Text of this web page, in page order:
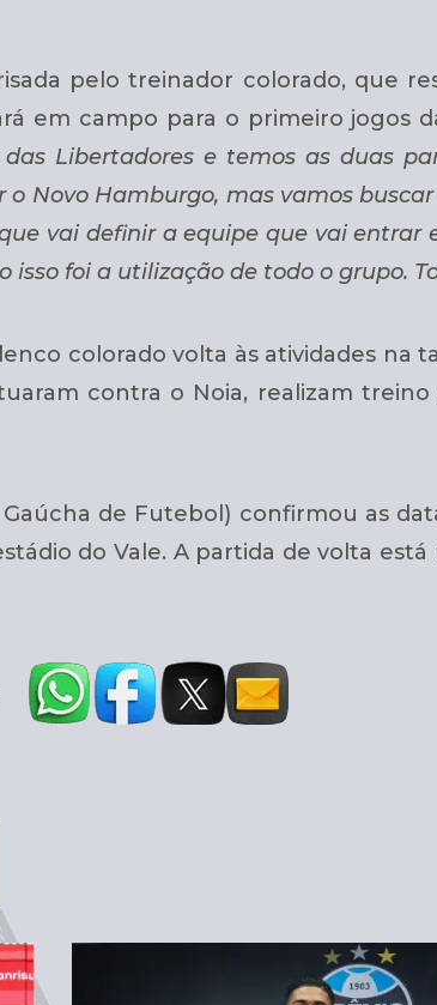
pelo treinador colorado, que
em campo para o primeiro jogos
das Libertadores e temos as duas
Novo Hamburgo, mas vamos
vai definir a equipe que vai
foi a utilização de todo o grupo.
colorado volta às atividades na
contra o Noia, realizam
de Futebol) confirmou as
do Vale. A partida de volta